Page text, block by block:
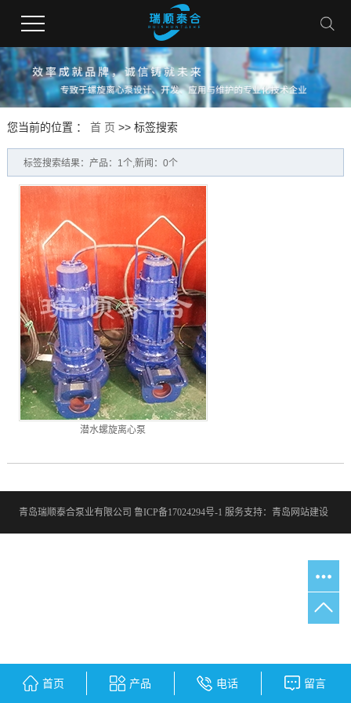
您当前的位置 ： 首 页 >> 标签搜索
标签搜索结果：产品：1个,新闻：0个
潜水螺旋离心泵
青岛瑞顺泰合泵业有限公司 鲁ICP备17024294号-1 服务支持： 青岛网站建设
首页 产品 电话 留言